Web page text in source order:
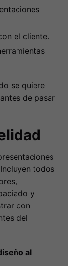
el cliente.
se quiere
antes de pasar
todos
y
con
del
al